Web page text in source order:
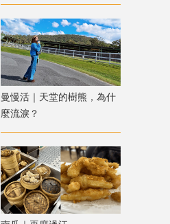
曼慢活｜天堂的樹熊，為什
麼流淚？